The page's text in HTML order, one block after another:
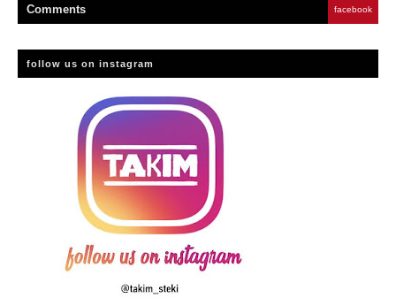
Comments facebook
follow us on instagram